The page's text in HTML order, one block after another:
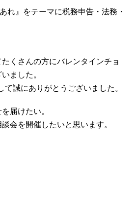
れ』をテーマに税務申告・法務・
くさんの方にバレンタインチョ
ました。
誠にありがとうございました。
届けたい。
を開催したいと思います。